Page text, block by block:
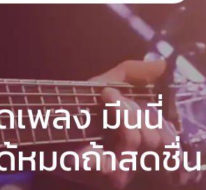
เพลง มีนนี่
หมดถ้าสดชื่น